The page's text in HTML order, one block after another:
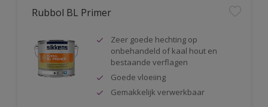
Rubbol BL Primer
Zeer goede hechting op
onbehandeld of kaal hout en
bestaande verflagen
Goede vloeiing
Gemakkelijk verwerkbaar